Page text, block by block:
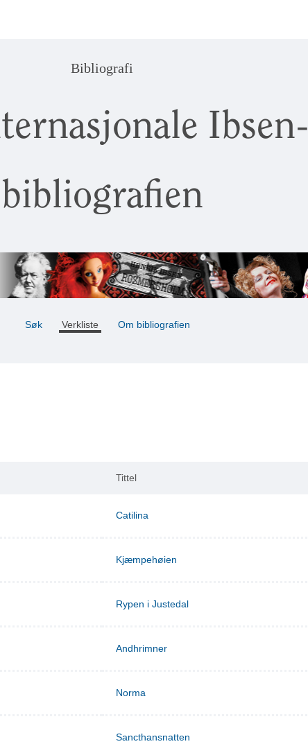
Bibliografi
Ibsen-
bibliografien
Søk Verkliste Om bibliografien
Tittel
Catilina
Kjæmpehøien
Rypen i Justedal
Andhrimner
Norma
Sancthansnatten